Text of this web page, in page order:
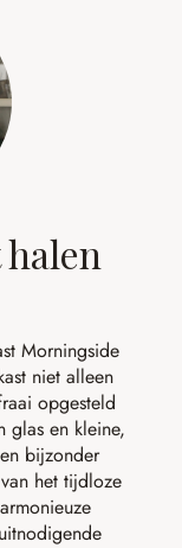
Morningside
niet alleen
opgesteld
glas en kleine,
bijzonder
het tijdloze